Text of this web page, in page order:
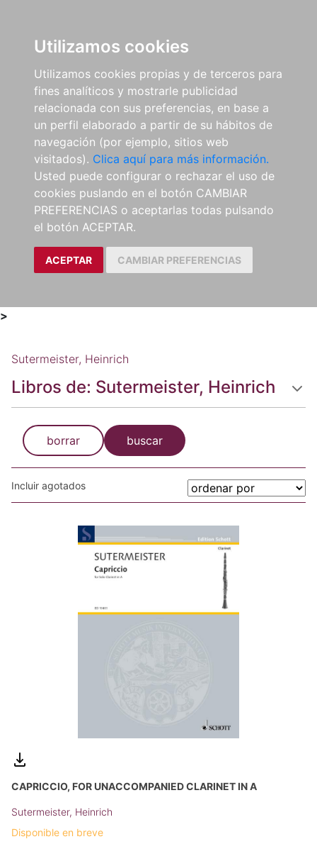
Utilizamos cookies
Utilizamos cookies propias y de terceros para
fines analíticos y mostrarle publicidad
relacionada con sus preferencias, en base a
un perfil elaborado a partir de su hábitos de
navegación (por ejemplo, sitios web
visitados). Clica aquí para más información.
Usted puede configurar o rechazar el uso de
cookies puslando en el botón CAMBIAR
PREFERENCIAS o aceptarlas todas pulsando
el botón ACEPTAR.
ACEPTAR CAMBIAR PREFERENCIAS
>
Sutermeister, Heinrich
Libros de: Sutermeister, Heinrich
borrar buscar
Incluir agotados
CAPRICCIO, FOR UNACCOMPANIED CLARINET IN A
Sutermeister, Heinrich
Disponible en breve